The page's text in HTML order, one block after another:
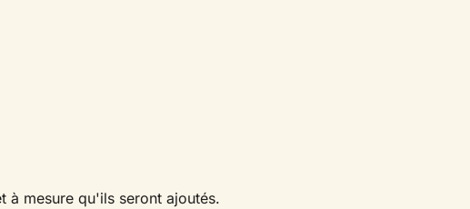
à mesure qu'ils seront ajoutés.